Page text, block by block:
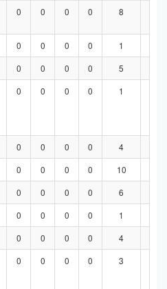
0 0 0 0 8
0 0 0 0 1
0 0 0 0 5
0 0 0 0 1
0 0 0 0 4
0 0 0 0 10
0 0 0 0 6
0 0 0 0 1
0 0 0 0 4
0 0 0 0 3